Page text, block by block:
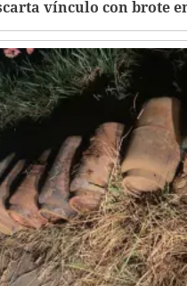
vínculo con brote